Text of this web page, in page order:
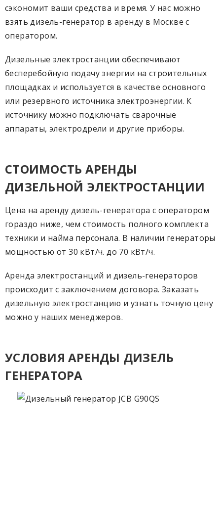
сэкономит ваши средства и время. У нас можно
взять дизель-генератор в аренду в Москве с
оператором.
Дизельные электростанции обеспечивают
бесперебойную подачу энергии на строительных
площадках и используется в качестве основного
или резервного источника электроэнергии. К
источнику можно подключать сварочные
аппараты, электродрели и другие приборы.
СТОИМОСТЬ АРЕНДЫ
ДИЗЕЛЬНОЙ ЭЛЕКТРОСТАНЦИИ
Цена на аренду дизель-генератора с оператором
гораздо ниже, чем стоимость полного комплекта
техники и найма персонала. В наличии генераторы
мощностью от 30 кВт/ч. до 70 кВт/ч.
Аренда электростанций и дизель-генераторов
происходит с заключением договора. Заказать
дизельную электростанцию и узнать точную цену
можно у наших менеджеров.
УСЛОВИЯ АРЕНДЫ ДИЗЕЛЬ
ГЕНЕРАТОРА